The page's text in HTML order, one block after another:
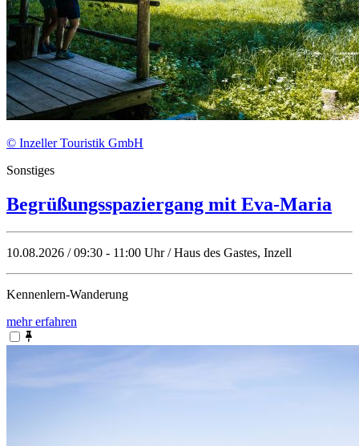
© Inzeller Touristik GmbH
Sonstiges
Begrüßungsspaziergang mit Eva-Maria
10.08.2026 / 09:30 - 11:00 Uhr / Haus des Gastes, Inzell
Kennenlern-Wanderung
mehr erfahren